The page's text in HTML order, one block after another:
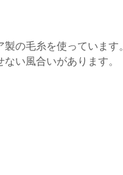
の毛糸を使っています
い風合いがあります。